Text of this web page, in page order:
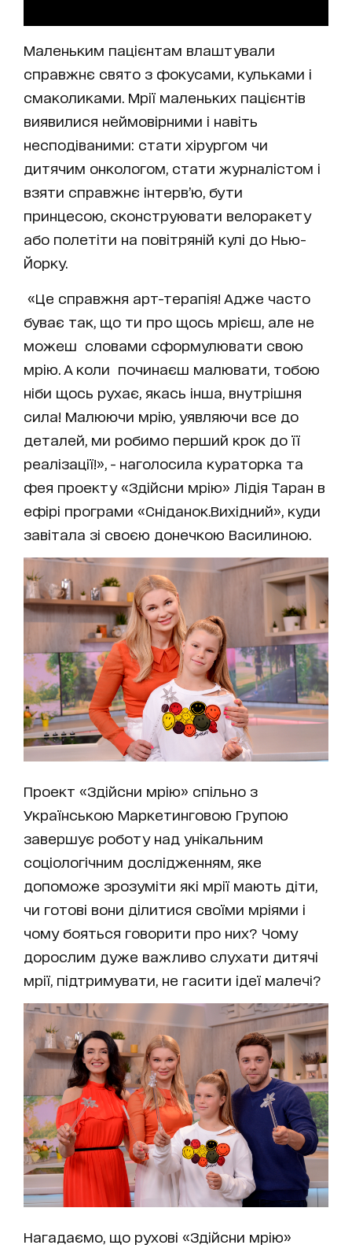
Маленьким пацієнтам влаштували
справжнє свято з фокусами, кульками і
смаколиками. Мрії маленьких пацієнтів
виявилися неймовірними і навіть
несподіваними: стати хірургом чи
дитячим онкологом, стати журналістом і
взяти справжнє інтерв’ю, бути
принцесою, сконструювати велоракету
або полетіти на повітряній кулі до Нью-
Йорку.
«Це справжня арт-терапія! Адже часто
буває так, що ти про щось мрієш, але не
можеш словами сформулювати свою
мрію. А коли починаєш малювати, тобою
ніби щось рухає, якась інша, внутрішня
сила! Малюючи мрію, уявляючи все до
деталей, ми робимо перший крок до її
реалізації!», - наголосила кураторка та
фея проекту «Здійсни мрію» Лідія Таран в
ефірі програми «Сніданок.Вихідний», куди
завітала зі своєю донечкою Василиною.
Проект «Здійсни мрію» спільно з
Українською Маркетинговою Групою
завершує роботу над унікальним
соціологічним дослідженням, яке
допоможе зрозуміти які мрії мають діти,
чи готові вони ділитися своїми мріями і
чому бояться говорити про них? Чому
дорослим дуже важливо слухати дитячі
мрії, підтримувати, не гасити ідеї малечі?
Нагадаємо, що рухові «Здійсни мрію»